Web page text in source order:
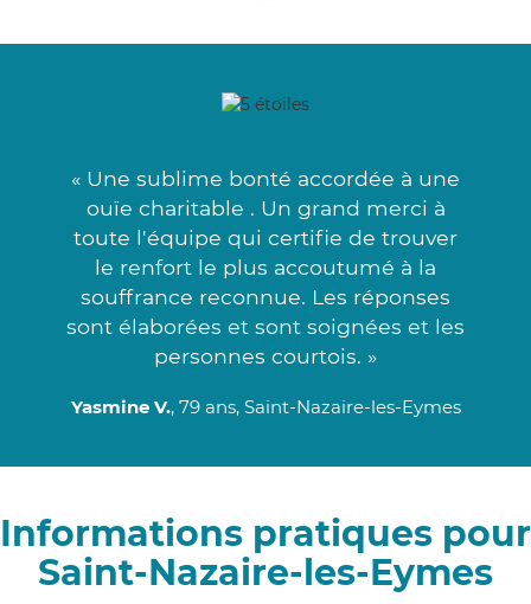
« Une sublime bonté accordée à une
ouïe charitable . Un grand merci à
toute l'équipe qui certifie de trouver
le renfort le plus accoutumé à la
souffrance reconnue. Les réponses
sont élaborées et sont soignées et les
personnes courtois. »
Yasmine V., 79 ans, Saint-Nazaire-les-Eymes
Informations pratiques pour
Saint-Nazaire-les-Eymes